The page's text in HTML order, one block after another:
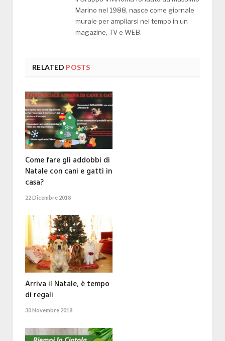
Marino nel 1988, nasce come giornale
murale per ampliarsi nel tempo in un
magazine, TV e WEB.
RELATED POSTS
Come fare gli addobbi di
Natale con cani e gatti in
casa?
22 Dicembre 2018
Arriva il Natale, è tempo
di regali
30 Novembre 2018